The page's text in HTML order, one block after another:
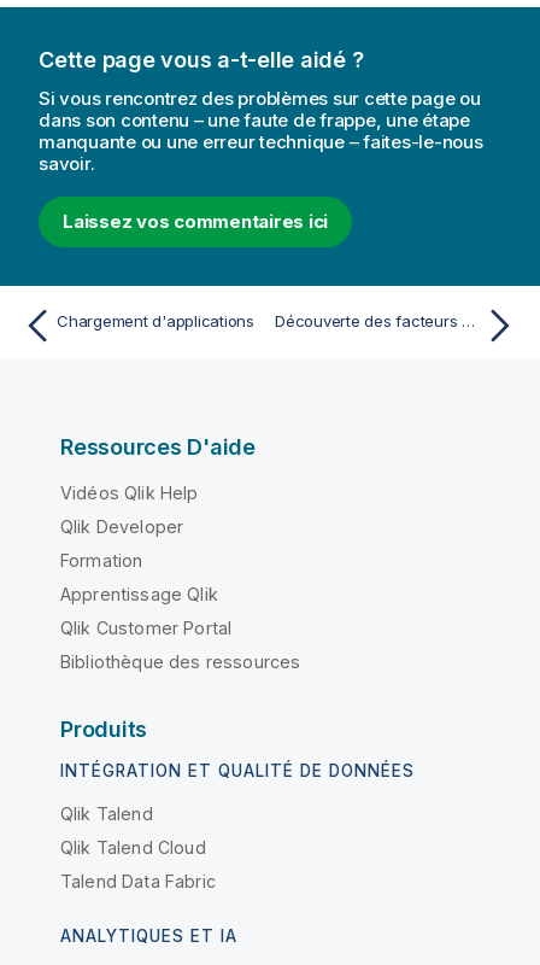
Cette page vous a-t-elle aidé ?
Si vous rencontrez des problèmes sur cette page ou
dans son contenu – une faute de frappe, une étape
manquante ou une erreur technique – faites-le-nous
savoir.
Laissez vos commentaires ici
Chargement d'applications Découverte des facteurs d'influence clés sous-jacents à vos données via l'analyse des facteurs clés
Ressources D'aide
Vidéos Qlik Help
Qlik Developer
Formation
Apprentissage Qlik
Qlik Customer Portal
Bibliothèque des ressources
Produits
INTÉGRATION ET QUALITÉ DE DONNÉES
Qlik Talend
Qlik Talend Cloud
Talend Data Fabric
ANALYTIQUES ET IA